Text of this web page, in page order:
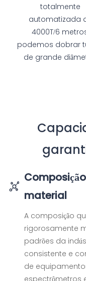
totalmente
automatizada
4000T/6
podemos dobrar
de grande
material
A composição
rigorosamente
padrões da
consistente e
de
espectrômetros